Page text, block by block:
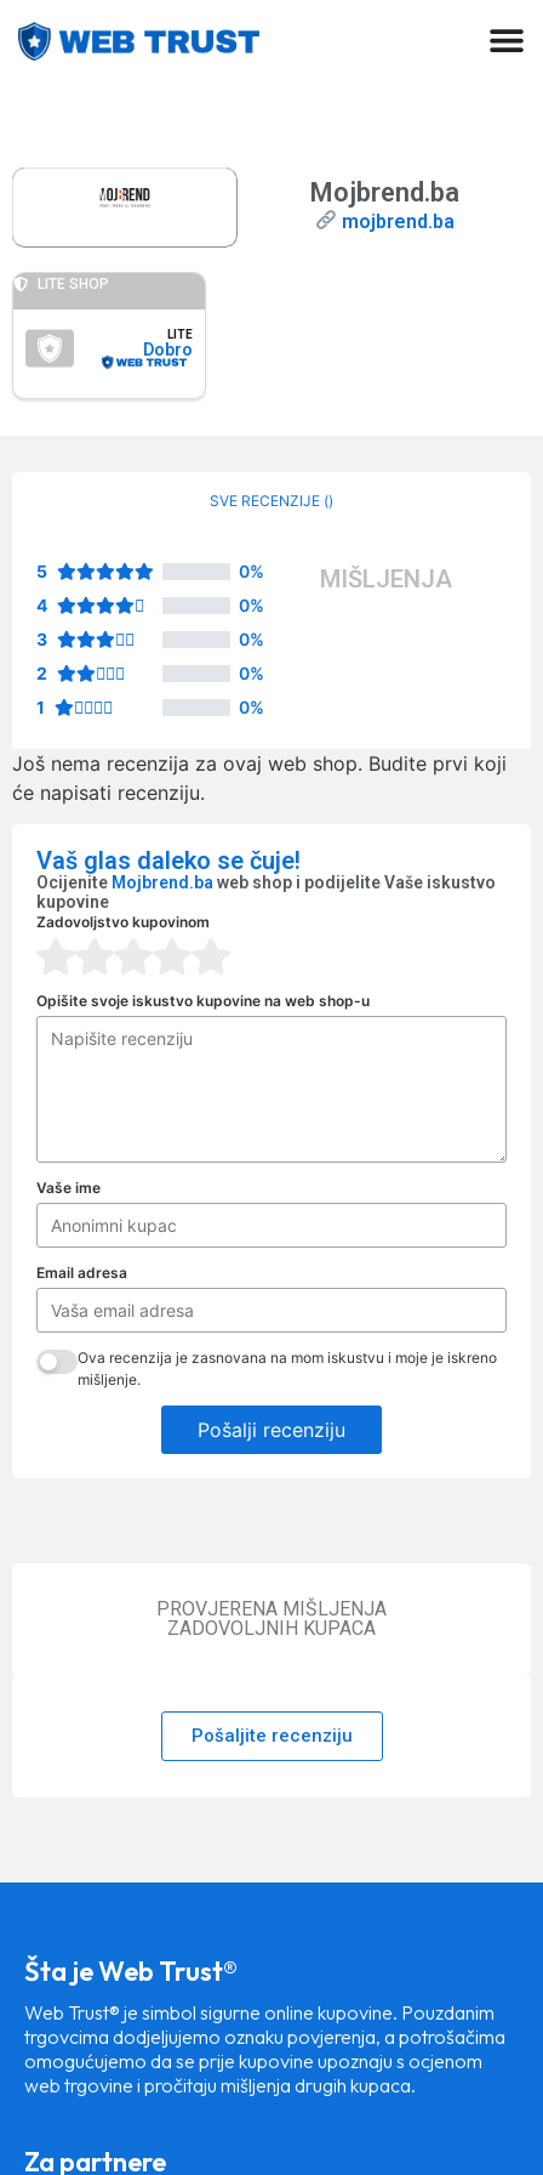
Mojbrend.ba
mojbrend.ba
LITE SHOP
LITE
Dobro
SVE RECENZIJE ()
5
0%
4
0%
3
0%
2
0%
1
0%
MIŠLJENJA
Još nema recenzija za ovaj web shop. Budite prvi koji
će napisati recenziju.
Vaš glas daleko se čuje!
Ocijenite Mojbrend.ba web shop i podijelite Vaše iskustvo
kupovine
Zadovoljstvo kupovinom
Opišite svoje iskustvo kupovine na web shop-u
Vaše ime
Email adresa
Ova recenzija je zasnovana na mom iskustvu i moje je iskreno
mišljenje.
Pošalji recenziju
PROVJERENA MIŠLJENJA
ZADOVOLJNIH KUPACA
Pošaljite recenziju
Šta je Web Trust®
Web Trust® je simbol sigurne online kupovine. Pouzdanim
trgovcima dodjeljujemo oznaku povjerenja, a potrošačima
omogućujemo da se prije kupovine upoznaju s ocjenom
web trgovine i pročitaju mišljenja drugih kupaca.
Za partnere